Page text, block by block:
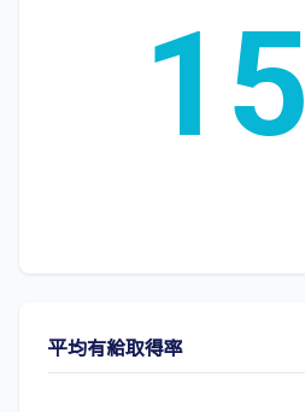
15
平均有給取得率